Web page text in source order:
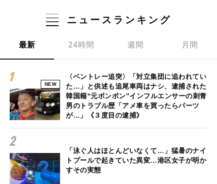
ニュースランキング
最新 24時間 週間 月間
NEW
〈ベントレー追突〉「対立集団に追われてい
た…」と供述も追尾車両はナシ、逮捕された
韓国籍“元ボンボン”インフルエンサーの刺青
男のトラブル歴「アメ車を買ったらパーツ
が…」《３度目の逮捕》
「泳ぐ人はほとんどいなくて…」猛暑のナイ
トプールで起きていた異変…港区女子が明か
すその実態